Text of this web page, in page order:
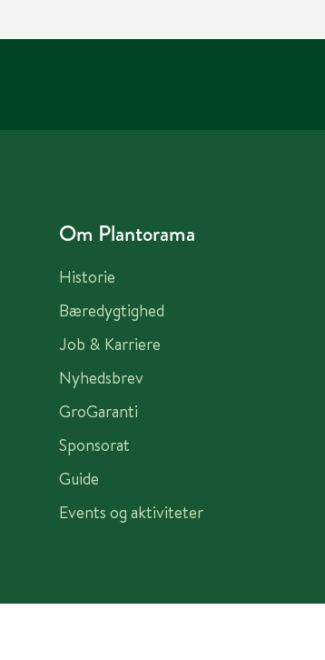
Om Plantorama
Historie
Bæredygtighed
Job & Karriere
Nyhedsbrev
GroGaranti
Sponsorat
Guide
Events og aktiviteter